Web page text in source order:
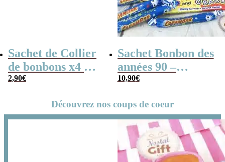
Sachet de Collier
de bonbons x4 &
de Lollies x10 –
Anniversaire
2,90€
Sachet Bonbon des
années 90 –
Joyeux
10,90€
Découvrez nos coups de coeur